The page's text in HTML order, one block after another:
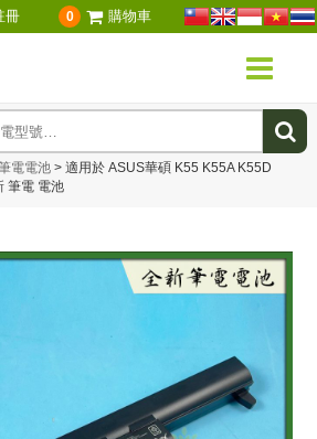
冊 0 購物車
電電池 > 適用於 ASUS華碩 K55 K55A K55D
筆電 電池